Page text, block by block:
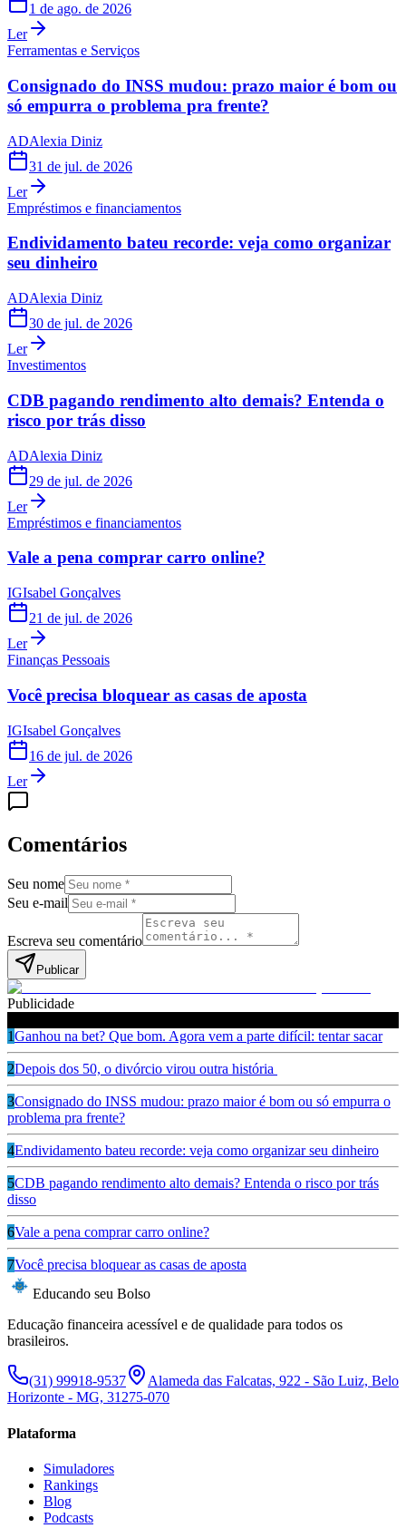
1 de ago. de 2026
Ler
Ferramentas e Serviços
Consignado do INSS mudou: prazo maior é bom ou
só empurra o problema pra frente?
ADAlexia Diniz
31 de jul. de 2026
Ler
Empréstimos e financiamentos
Endividamento bateu recorde: veja como organizar
seu dinheiro
ADAlexia Diniz
30 de jul. de 2026
Ler
Investimentos
CDB pagando rendimento alto demais? Entenda o
risco por trás disso
ADAlexia Diniz
29 de jul. de 2026
Ler
Empréstimos e financiamentos
Vale a pena comprar carro online?
IGIsabel Gonçalves
21 de jul. de 2026
Ler
Finanças Pessoais
Você precisa bloquear as casas de aposta
IGIsabel Gonçalves
16 de jul. de 2026
Ler
Comentários
Seu nome
Seu e-mail
Escreva seu comentário
Publicar
Publicidade
1Ganhou na bet? Que bom. Agora vem a parte difícil: tentar sacar
2Depois dos 50, o divórcio virou outra história
3Consignado do INSS mudou: prazo maior é bom ou só empurra o
problema pra frente?
4Endividamento bateu recorde: veja como organizar seu dinheiro
5CDB pagando rendimento alto demais? Entenda o risco por trás
disso
6Vale a pena comprar carro online?
7Você precisa bloquear as casas de aposta
Educando seu Bolso
Educação financeira acessível e de qualidade para todos os
brasileiros.
(31) 99918-9537
Alameda das Falcatas, 922 - São Luiz, Belo
Horizonte - MG, 31275-070
Plataforma
Simuladores
Rankings
Blog
Podcasts